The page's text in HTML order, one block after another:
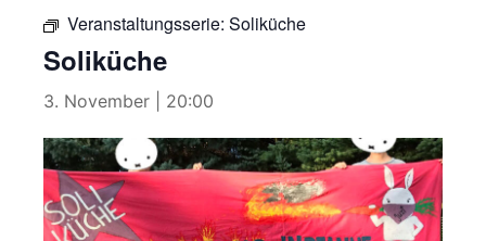
Veranstaltungsserie: Soliküche
Soliküche
3. November | 20:00